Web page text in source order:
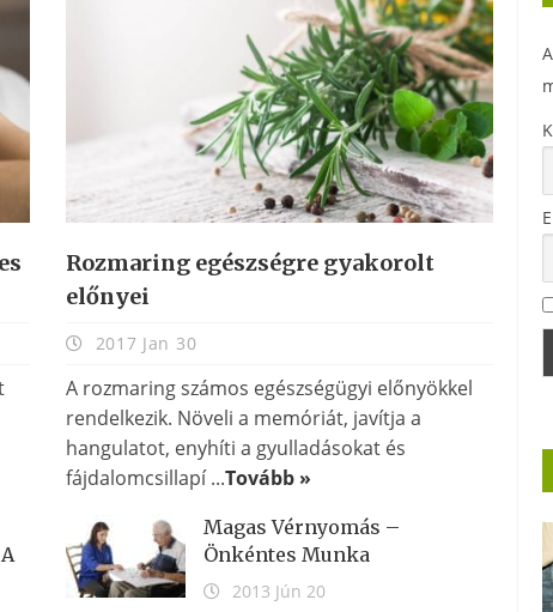
Rozmaring egészségre gyakorolt
előnyei
2017 Jan 30
A rozmaring számos egészségügyi előnyökkel
rendelkezik. Növeli a memóriát, javítja a
hangulatot, enyhíti a gyulladásokat és
fájdalomcsillapí ...Tovább »
Magas Vérnyomás –
Önkéntes Munka
2013 Jún 20